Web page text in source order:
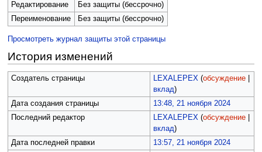
Редактирование
Без защиты (бессрочно)
Переименование
Без защиты (бессрочно)
Просмотреть журнал защиты этой страницы
История изменений
Создатель страницы LEXALEPEX (обсуждение|
вклад)
Дата создания страницы
13:48, 21 ноября 2024
Последний редактор
LEXALEPEX (обсуждение|
вклад)
Дата последней правки
13:57, 21 ноября 2024